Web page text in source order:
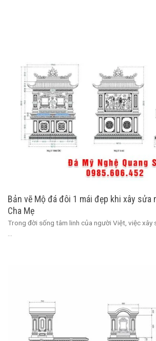
Bản vẽ Mộ đá đôi 1 mái đẹp khi xây sửa
Cha Mẹ
Trong đời sống tâm linh của người Việt, việc xây